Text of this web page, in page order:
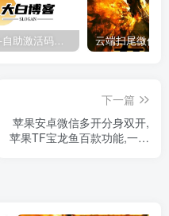
优码城-自助激活码商城-自助购卡点击-激活码24小时自助发卡地址
下一篇
苹果安卓微信多开分身双开,
苹果TF宝龙鱼百款功能,一键